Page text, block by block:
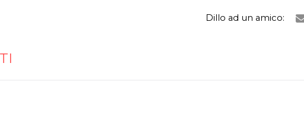
Dillo ad un amico: